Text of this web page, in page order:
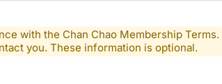
with the Chan Chao Membership Terms.
you. These information is optional.